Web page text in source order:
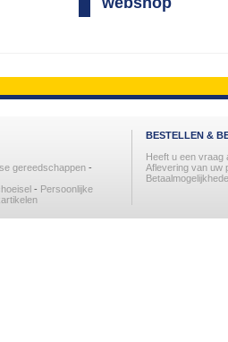
gereedschappen -
- Persoonlijke
BESTELLEN &
Heeft u een vraag
Aflevering van uw